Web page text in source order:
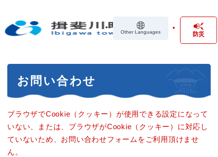
の
Other Languages 防災
お問い合わせ
ブラウザでCookie（クッキー）が使用できる設定になって
いない、または、ブラウザがCookie（クッキー）に対応し
ていないため、お問い合わせフォームをご利用頂けませ
ん。